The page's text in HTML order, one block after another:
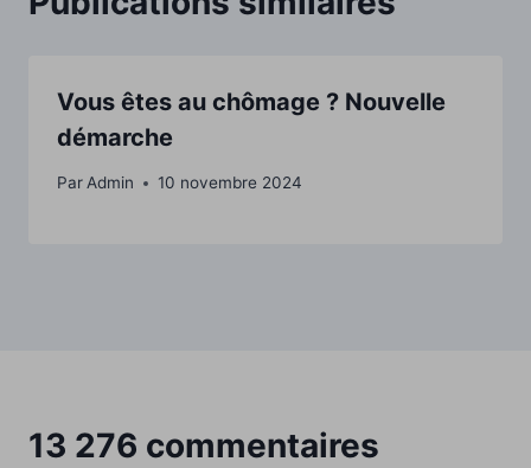
Vous êtes au chômage ? Nouvelle
démarche
Par Admin 10 novembre 2024
13 276 commentaires